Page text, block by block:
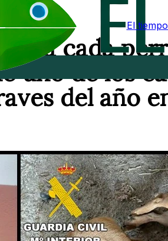
El
a cada
uno de los
del año